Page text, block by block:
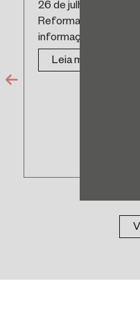
26 de julho a 1º de
Reforma Tributária –
informações sobre
Leia mais